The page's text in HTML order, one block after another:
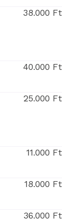
38.000 Ft
40.000 Ft
25.000 Ft
11.000 Ft
18.000 Ft
36.000 Ft